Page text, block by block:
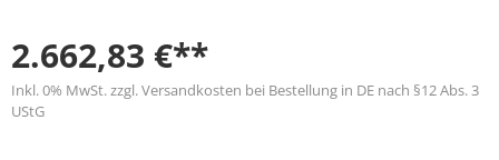
2.662,83 €**
Inkl. 0% MwSt. zzgl. Versandkosten bei Bestellung in DE nach §12 Abs. 3
UStG